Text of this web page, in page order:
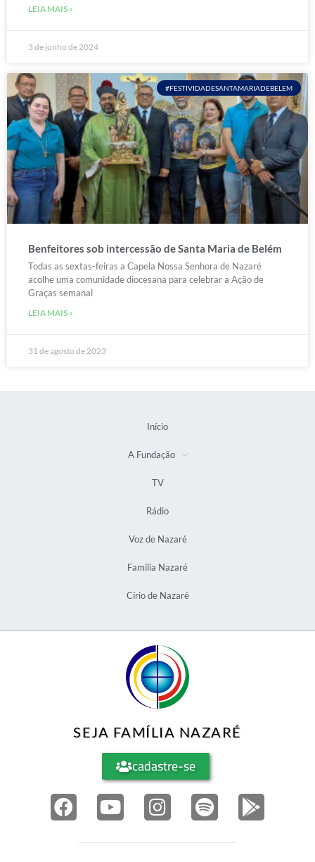
LEIA MAIS »
3 de junho de 2024
#FESTIVIDADESANTAMARIADEBELEM
Benfeitores sob intercessão de Santa Maria de Belém
Todas as sextas-feiras a Capela Nossa Senhora de Nazaré
acolhe uma comunidade diocesana para celebrar a Ação de
Graças semanal
LEIA MAIS »
31 de agosto de 2023
Início
A Fundação
TV
Rádio
Voz de Nazaré
Família Nazaré
Círio de Nazaré
SEJA FAMÍLIA NAZARÉ
cadastre-se